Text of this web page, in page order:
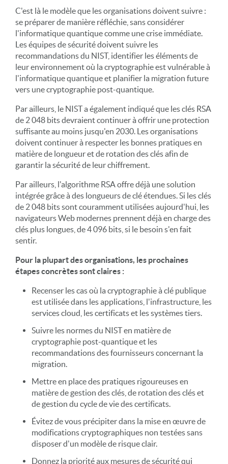
C'est là le modèle que les organisations doivent suivre :
se préparer de manière réfléchie, sans considérer
l'informatique quantique comme une crise immédiate.
Les équipes de sécurité doivent suivre les
recommandations du NIST, identifier les éléments de
leur environnement où la cryptographie est vulnérable à
l'informatique quantique et planifier la migration future
vers une cryptographie post-quantique.
Par ailleurs, le NIST a également indiqué que les clés RSA
de 2 048 bits devraient continuer à offrir une protection
suffisante au moins jusqu'en 2030. Les organisations
doivent continuer à respecter les bonnes pratiques en
matière de longueur et de rotation des clés afin de
garantir la sécurité de leur chiffrement.
Par ailleurs, l'algorithme RSA offre déjà une solution
intégrée grâce à des longueurs de clé étendues. Si les clés
de 2 048 bits sont couramment utilisées aujourd'hui, les
navigateurs Web modernes prennent déjà en charge des
clés plus longues, de 4 096 bits, si le besoin s'en fait
sentir.
Pour la plupart des organisations, les prochaines
étapes concrètes sont claires :
Recenser les cas où la cryptographie à clé publique
est utilisée dans les applications, l'infrastructure, les
services cloud, les certificats et les systèmes tiers.
Suivre les normes du NIST en matière de
cryptographie post-quantique et les
recommandations des fournisseurs concernant la
migration.
Mettre en place des pratiques rigoureuses en
matière de gestion des clés, de rotation des clés et
de gestion du cycle de vie des certificats.
Évitez de vous précipiter dans la mise en œuvre de
modifications cryptographiques non testées sans
disposer d'un modèle de risque clair.
Donnez la priorité aux mesures de sécurité qui